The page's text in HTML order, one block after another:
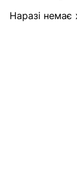
Наразі немає